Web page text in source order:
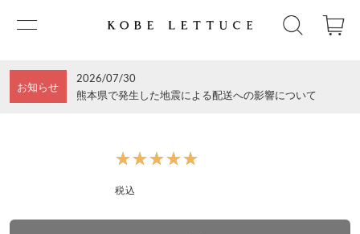
お知らせ
2026/07/30
熊本県で発生した地震による配送への影響について
★★★★★
★★★★★
税込